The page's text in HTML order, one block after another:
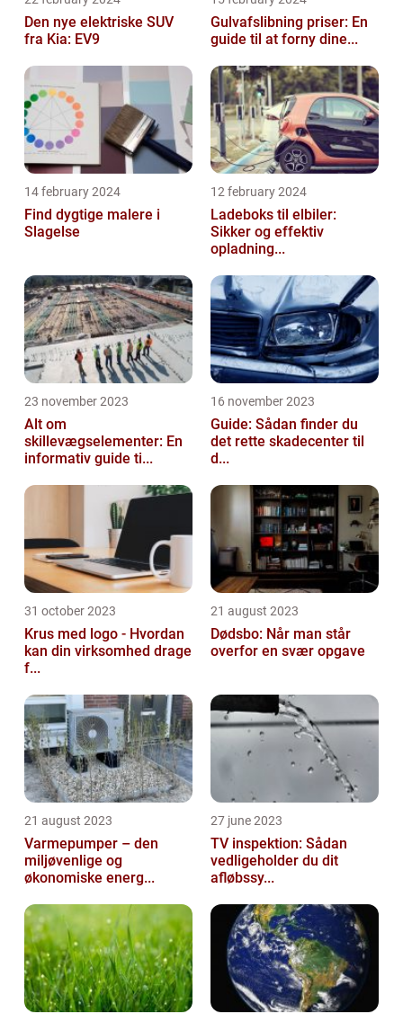
Den nye elektriske SUV
fra Kia: EV9
Gulvafslibning priser: En
guide til at forny dine...
14 february 2024
Find dygtige malere i
Slagelse
12 february 2024
Ladeboks til elbiler:
Sikker og effektiv
opladning...
23 november 2023
Alt om
skillevægselementer: En
informativ guide ti...
16 november 2023
Guide: Sådan finder du
det rette skadecenter til
d...
31 october 2023
Krus med logo - Hvordan
kan din virksomhed drage
f...
21 august 2023
Dødsbo: Når man står
overfor en svær opgave
21 august 2023
Varmepumper – den
miljøvenlige og
økonomiske energ...
27 june 2023
TV inspektion: Sådan
vedligeholder du dit
afløbssy...